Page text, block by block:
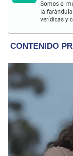
Somos el
la
verídicas y